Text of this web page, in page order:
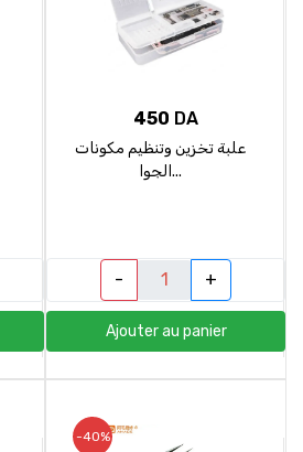
450 DA
علبة تخزين وتنظيم مكونات
الجوا...
- +
Ajouter au panier
-40%